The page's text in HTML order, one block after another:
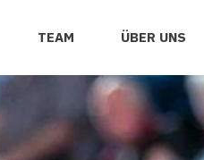
TEAM ÜBER UNS